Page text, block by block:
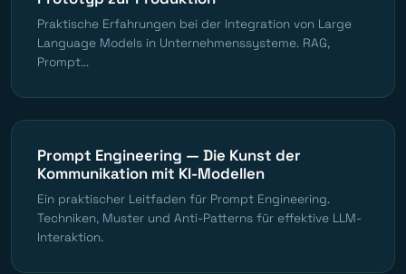
Praktische Erfahrungen bei der Integration von Large
Language Models in Unternehmenssysteme. RAG,
Prompt...
Prompt Engineering — Die Kunst der
Kommunikation mit KI-Modellen
Ein praktischer Leitfaden für Prompt Engineering.
Techniken, Muster und Anti-Patterns für effektive LLM-
Interaktion.